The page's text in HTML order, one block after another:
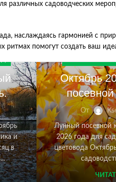
садоводческих
наслаждаясь гармонией с
ритмах помогут создать ваш
и
в
Октябрь
От
Лунный посевной
2026 года для
цветовода